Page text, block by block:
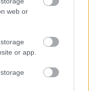
web or
or app.
ötletelni,
is
hogyan